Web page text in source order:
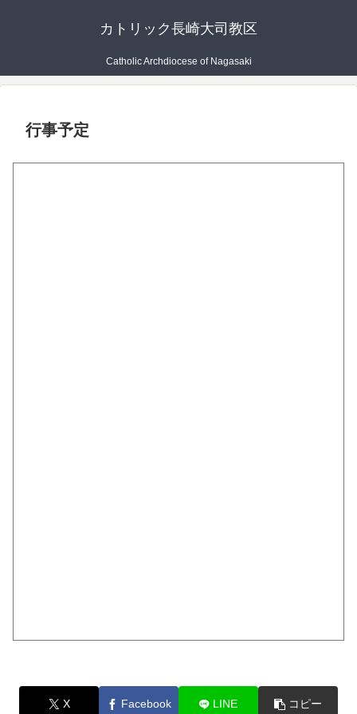
カトリック長崎大司教区
Catholic Archdiocese of Nagasaki
行事予定
X Facebook LINE コピー